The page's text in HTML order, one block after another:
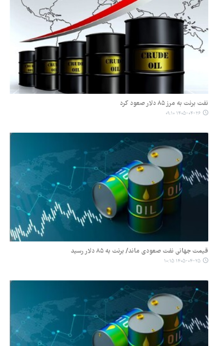
نفت برنت به مرز ۸۵ دلار صعود کرد
۱۴۰۵-۰۴-۲۶ ۰۹:۱۰
قیمت جهانی نفت صعودی ماند/ برنت به ۸۵ دلار رسید
۱۴۰۵-۰۴-۲۵ ۱۰:۱۵